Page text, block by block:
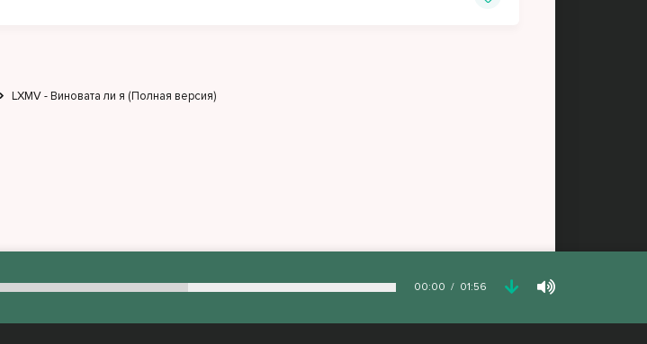
LXMV - Виновата ли я (Полная версия)
00:00 01:56